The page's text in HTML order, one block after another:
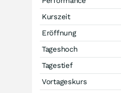
Kurszeit
Eröffnung
Tageshoch
Tagestief
Vortageskurs